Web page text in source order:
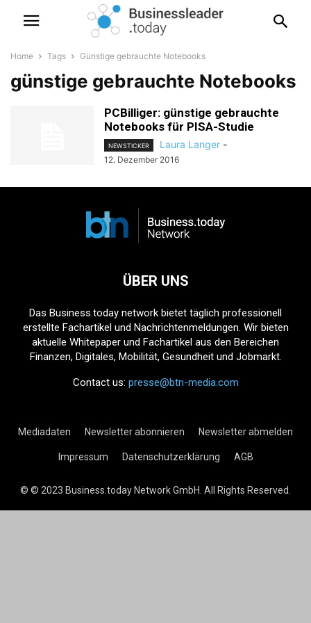
Home Tags Günstige gebrauchte Notebooks
günstige gebrauchte Notebooks
PCBilliger: günstige gebrauchte
Notebooks für PISA-Studie
NEWSTICKER Laura Langer -
12. Dezember 2016
ÜBER UNS
Das Business.today network bietet täglich professionell
erstellte Fachartikel und Nachrichtenmeldungen. Wir bieten
aktuelle Whitepaper und Fachartikel aus den Bereichen
Finanzen, Digitales, Mobilität, Gesundheit und Jobmarkt.
Contact us: presse@btn-media.com
Mediadaten Newsletter abonnieren Newsletter abmelden
Impressum Datenschutzerklärung AGB
© © 2023 Business.today Network GmbH. All Rights Reserved.